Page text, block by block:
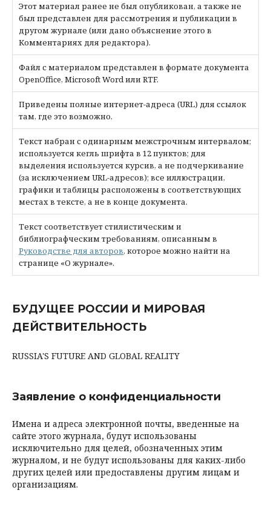
Этот материал ранее не был опубликован, а также не
был представлен для рассмотрения и публикации в
другом журнале (или дано объяснение этого в
Комментариях для редактора).
Файл с материалом представлен в формате документа
OpenOffice, Microsoft Word или RTF.
Приведены полные интернет-адреса (URL) для ссылок
там, где это возможно.
Текст набран с одинарным межстрочным интервалом;
используется кегль шрифта в 12 пунктов; для
выделения используется курсив, а не подчеркивание
(за исключением URL-адресов); все иллюстрации,
графики и таблицы расположены в соответствующих
местах в тексте, а не в конце документа.
Текст соответствует стилистическим и
библиографческим требованиям, описанным в
Руководстве для авторов, которое можно найти на
странице «О журнале».
БУДУЩЕЕ РОССИИ И МИРОВАЯ
ДЕЙСТВИТЕЛЬНОСТЬ
RUSSIA'S FUTURE AND GLOBAL REALITY
Заявление о конфиденциальности
Имена и адреса электронной почты, введенные на
сайте этого журнала, будут использованы
исключительно для целей, обозначенных этим
журналом, и не будут использованы для каких-либо
других целей или предоставлены другим лицам и
организациям.